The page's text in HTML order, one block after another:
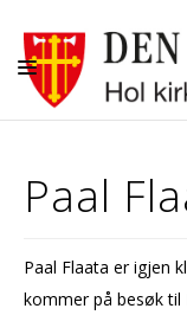
KONFIRMASJON
Paal
Paal Flaata er igjen
kommer på besøk til